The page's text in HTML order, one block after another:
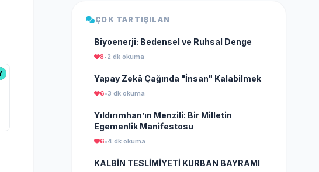
ÇOK TARTIŞILAN
Biyoenerji: Bedensel ve Ruhsal Denge
8•2 dk okuma
Yapay Zekâ Çağında "İnsan" Kalabilmek
6•3 dk okuma
Yıldırımhan’ın Menzili: Bir Milletin
Egemenlik Manifestosu
6•4 dk okuma
KALBİN TESLİMİYETİ KURBAN BAYRAMI